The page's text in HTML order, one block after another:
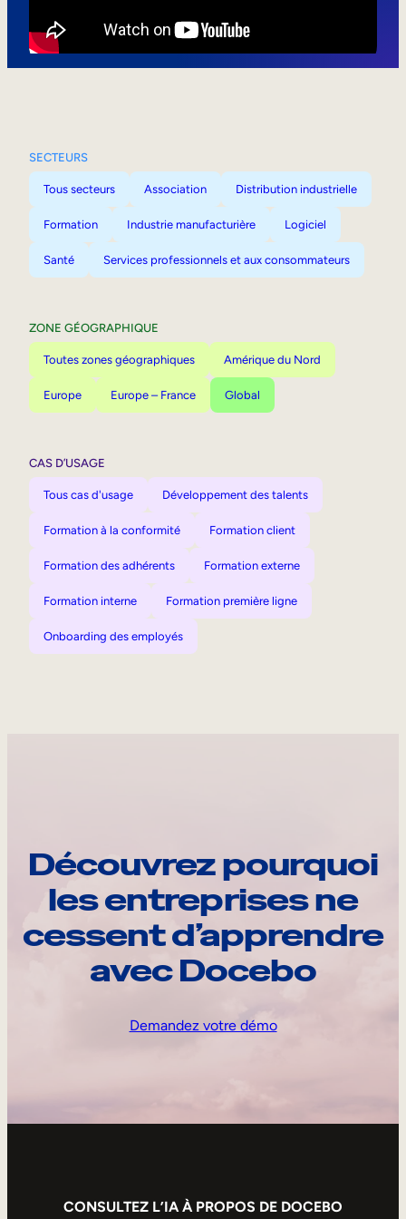
SECTEURS
Tous secteurs Association Distribution industrielle
Formation Industrie manufacturière Logiciel
Santé Services professionnels et aux consommateurs
ZONE GÉOGRAPHIQUE
Toutes zones géographiques Amérique du Nord
Europe Europe – France Global
CAS D’USAGE
Tous cas d'usage Développement des talents
Formation à la conformité Formation client
Formation des adhérents Formation externe
Formation interne Formation première ligne
Onboarding des employés
Découvrez pourquoi
les entreprises ne
cessent d’apprendre
avec Docebo
Demandez votre démo
CONSULTEZ L’IA À PROPOS DE DOCEBO